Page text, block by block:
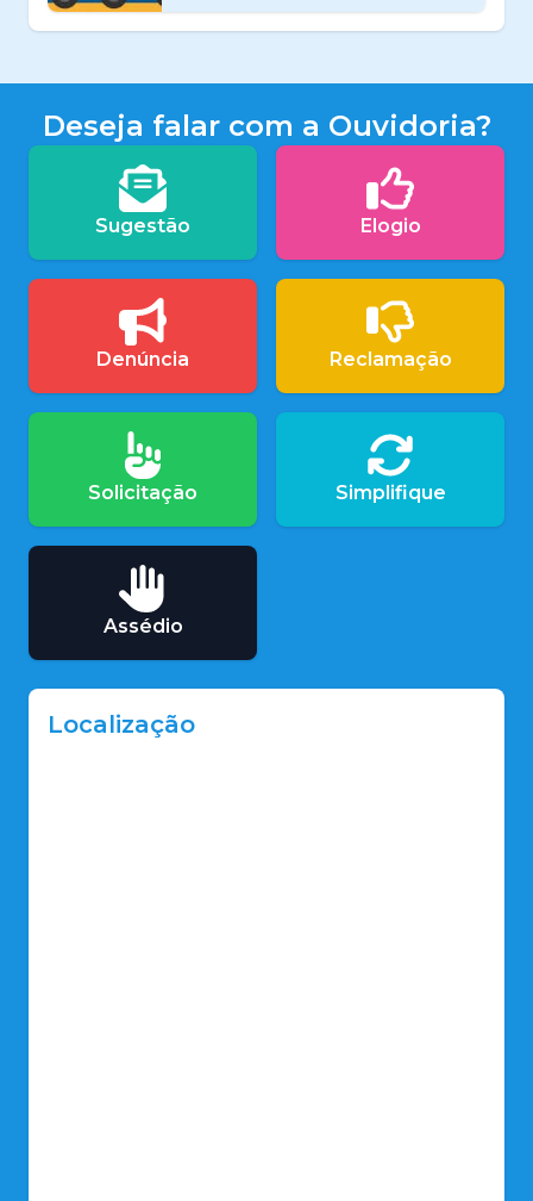
Deseja falar com a Ouvidoria?
Sugestão Elogio
Denúncia Reclamação
Solicitação Simplifique
Assédio
Localização